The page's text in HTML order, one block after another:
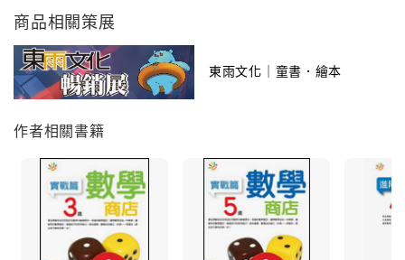
商品相關策展
東雨文化｜童書．繪本
作者相關書籍